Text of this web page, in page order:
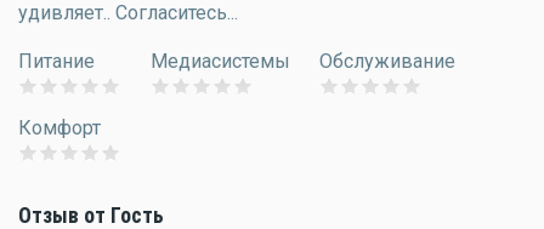
удивляет.. Согласитесь...
Питание Медиасистемы Обслуживание
Комфорт
Отзыв от Гость